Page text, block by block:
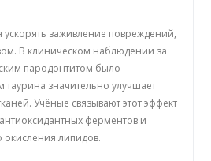
ускорять заживление повреждений,
В клиническом наблюдении за
пародонтитом было
значительно улучшает
Учёные связывают этот эффект
ферментов и
окисления липидов.